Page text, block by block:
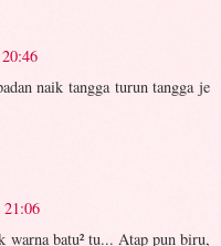
naik tangga turun tangga je
21:06
batu² tu... Atap pun biru,